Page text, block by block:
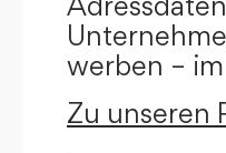
werben –
Zu unseren